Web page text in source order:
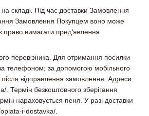
складі. Під час доставки Замовлення
Замовлення Покупцем воно може
право вимагати пред'явлення
перевізника. Для отримання посилки
телефоном; за допомогою мобільного
відправлення замовлення. Адреси
Термін безкоштовного зберігання
нараховується пеня. У разі доставки
oplata-i-dostavka/.